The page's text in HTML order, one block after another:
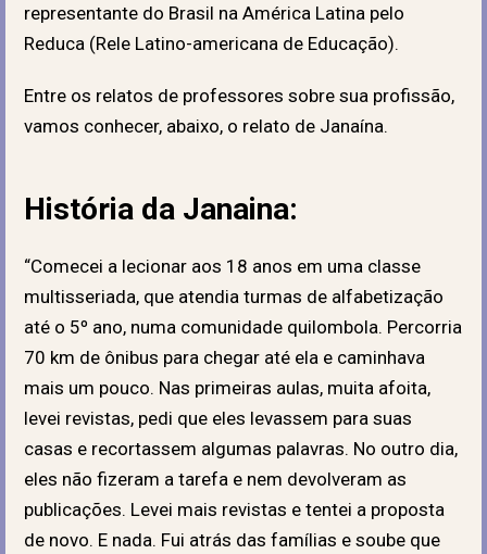
representante do Brasil na América Latina pelo
Reduca (Rele Latino-americana de Educação).
Entre os relatos de professores sobre sua profissão,
vamos conhecer, abaixo, o relato de Janaína.
História da Janaina:
“Comecei a lecionar aos 18 anos em uma classe
multisseriada, que atendia turmas de alfabetização
até o 5º ano, numa comunidade quilombola. Percorria
70 km de ônibus para chegar até ela e caminhava
mais um pouco. Nas primeiras aulas, muita afoita,
levei revistas, pedi que eles levassem para suas
casas e recortassem algumas palavras. No outro dia,
eles não fizeram a tarefa e nem devolveram as
publicações. Levei mais revistas e tentei a proposta
de novo. E nada. Fui atrás das famílias e soube que